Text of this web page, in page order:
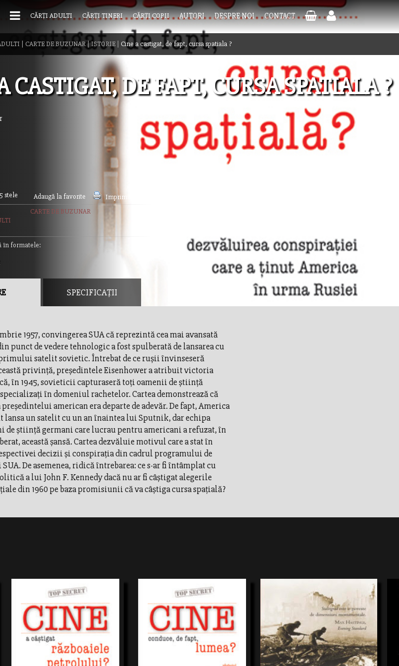
CĂRȚI ADULTI CĂRȚI TINERI CĂRȚI COPII AUTORI DESPRE NOI CONTACT
CARTE DE BUZUNAR|ISTORIE| Cine a castigat, de fapt, cursa spatiala ?
CASTIGAT, DE FAPT, CURSA SPATIALA ?
stele Adaugă la favorite
Imprimă acest articol
CARTE DE BUZUNAR
în formatele:
SPECIFICAȚII
1957, convingerea SUA că reprezintă cea mai avansată
punct de vedere tehnologic a fost spulberată de lansarea cu
primului satelit sovietic. Întrebat de ce ruşii învinseseră
privinţă, preşedintele Eisenhower a atribuit victoria
în 1945, sovieticii capturaseră toţi oamenii de ştiinţă
în domeniul rachetelor. Cartea demonstrează că
american era departe de adevăr. De fapt, America
lansa un satelit cu un an înaintea lui Sputnik, dar echipa
de ştiinţă germani care lucrau pentru americani a refuzat, în
această şansă. Cartea dezvăluie motivul care a stat în
decizii şi conspiraţia din cadrul programului de
De asemenea, ridică întrebarea: ce s-ar fi întâmplat cu
a lui John F. Kennedy dacă nu ar fi câştigat alegerile
din 1960 pe baza promisiunii că va câştiga cursa spaţială?